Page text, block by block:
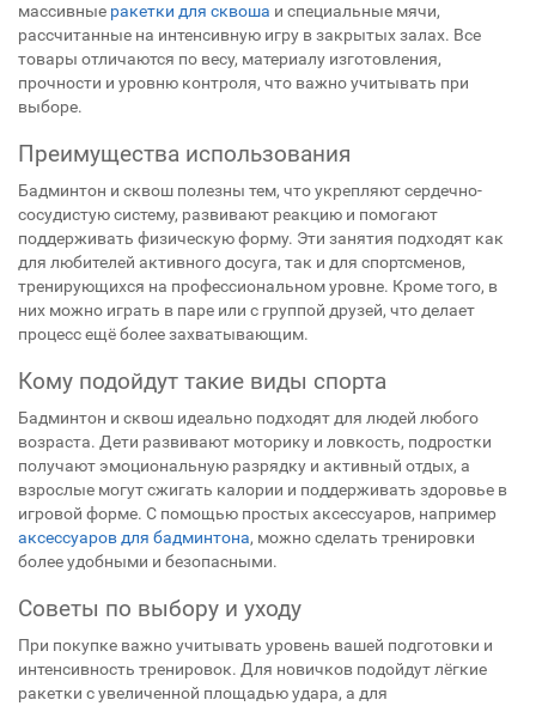
массивные ракетки для сквоша и специальные мячи,
рассчитанные на интенсивную игру в закрытых залах. Все
товары отличаются по весу, материалу изготовления,
прочности и уровню контроля, что важно учитывать при
выборе.
Преимущества использования
Бадминтон и сквош полезны тем, что укрепляют сердечно-
сосудистую систему, развивают реакцию и помогают
поддерживать физическую форму. Эти занятия подходят как
для любителей активного досуга, так и для спортсменов,
тренирующихся на профессиональном уровне. Кроме того, в
них можно играть в паре или с группой друзей, что делает
процесс ещё более захватывающим.
Кому подойдут такие виды спорта
Бадминтон и сквош идеально подходят для людей любого
возраста. Дети развивают моторику и ловкость, подростки
получают эмоциональную разрядку и активный отдых, а
взрослые могут сжигать калории и поддерживать здоровье в
игровой форме. С помощью простых аксессуаров, например
аксессуаров для бадминтона, можно сделать тренировки
более удобными и безопасными.
Советы по выбору и уходу
При покупке важно учитывать уровень вашей подготовки и
интенсивность тренировок. Для новичков подойдут лёгкие
ракетки с увеличенной площадью удара, а для